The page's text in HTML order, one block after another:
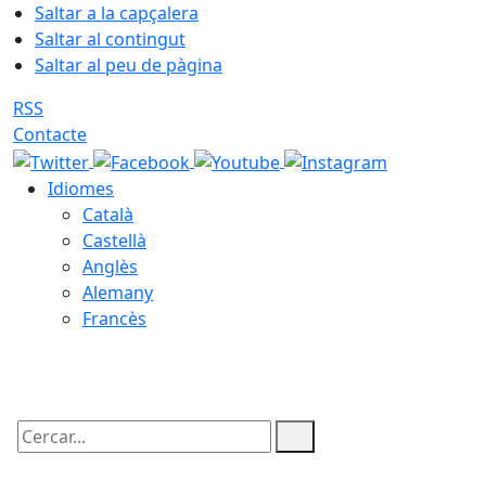
Saltar a la capçalera
Saltar al contingut
Saltar al peu de pàgina
RSS
Contacte
Idiomes
Català
Castellà
Anglès
Alemany
Francès
Cercar: